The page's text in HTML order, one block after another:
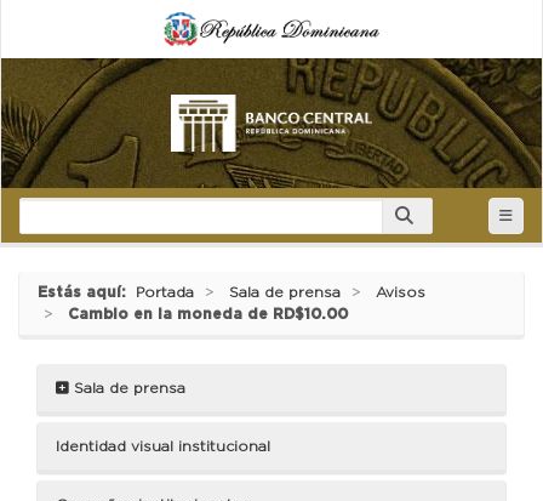
Estás aquí: Portada Sala de prensa
Avisos
Cambio en la moneda de RD$10.00
Sala de prensa
Identidad visual institucional